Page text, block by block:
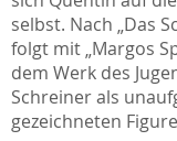
selbst. Nach „Das
folgt mit „Margos
dem Werk des
Schreiner als
gezeichneten